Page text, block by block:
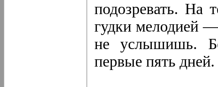
подозревать. На
гудки мелодией
не услышишь.
первые пять дней.